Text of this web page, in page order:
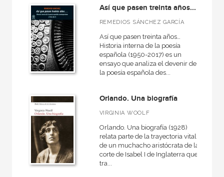
Así que pasen treinta años...
REMEDIOS SÁNCHEZ GARCÍA
Así que pasen treinta años…
Historia interna de la poesía
española (1950-2017) es un
ensayo que analiza el devenir de
la poesía española des...
Orlando. Una biografía
VIRGINIA WOOLF
Orlando. Una biografía (1928)
relata parte de la trayectoria vital
de un muchacho aristócrata de la
corte de Isabel I de Inglaterra que,
tra...